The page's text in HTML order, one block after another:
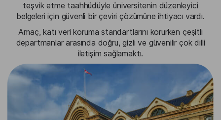
teşvik etme taahhüdüyle üniversitenin düzenleyici
belgeleri için güvenli bir çeviri çözümüne ihtiyacı vardı.
Amaç, katı veri koruma standartlarını korurken çeşitli
departmanlar arasında doğru, gizli ve güvenilir çok dilli
iletişim sağlamaktı.